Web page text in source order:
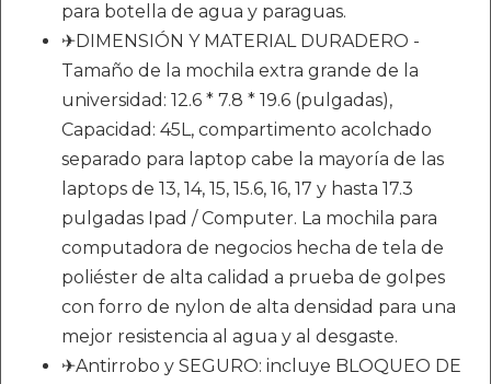
para botella de agua y paraguas.
✈DIMENSIÓN Y MATERIAL DURADERO -
Tamaño de la mochila extra grande de la
universidad: 12.6 * 7.8 * 19.6 (pulgadas),
Capacidad: 45L, compartimento acolchado
separado para laptop cabe la mayoría de las
laptops de 13, 14, 15, 15.6, 16, 17 y hasta 17.3
pulgadas Ipad / Computer. La mochila para
computadora de negocios hecha de tela de
poliéster de alta calidad a prueba de golpes
con forro de nylon de alta densidad para una
mejor resistencia al agua y al desgaste.
✈Antirrobo y SEGURO: incluye BLOQUEO DE